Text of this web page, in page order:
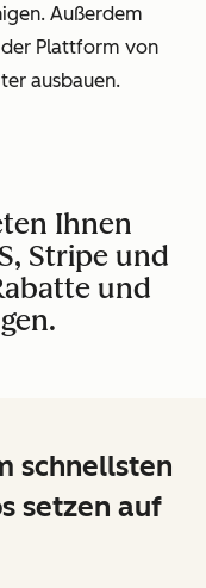
Außerdem
Plattform von
ausbauen.
Ihnen
Stripe und
und
schnellsten
setzen auf